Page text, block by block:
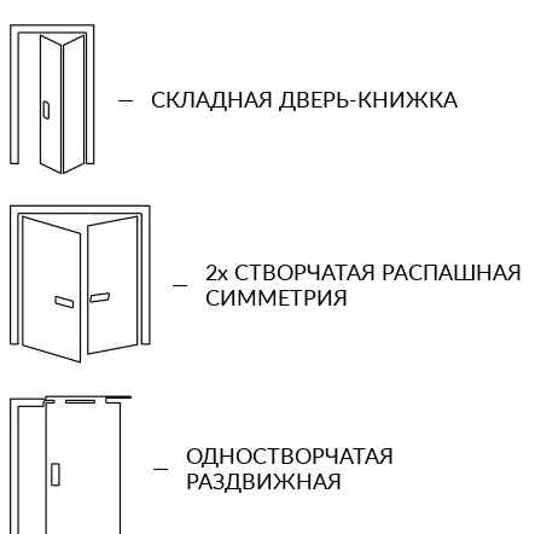
— СКЛАДНАЯ ДВЕРЬ-КНИЖКА
—
2x СТВОРЧАТАЯ РАСПАШНАЯ
СИММЕТРИЯ
—
ОДНОСТВОРЧАТАЯ
РАЗДВИЖНАЯ
Ваш телефон